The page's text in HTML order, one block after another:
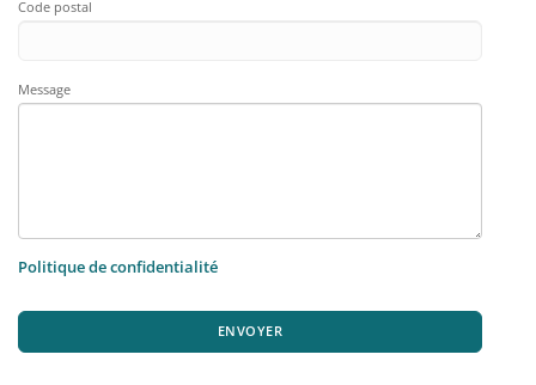
Code postal
Message
Politique de confidentialité
ENVOYER